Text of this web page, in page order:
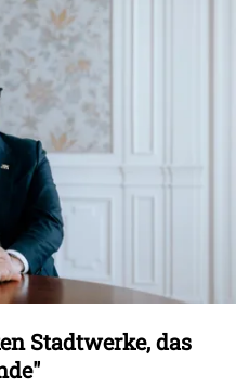
Stadtwerke, das